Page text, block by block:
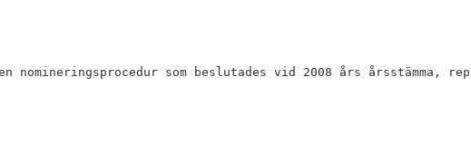
nomineringsprocedur som beslutades vid 2008 års